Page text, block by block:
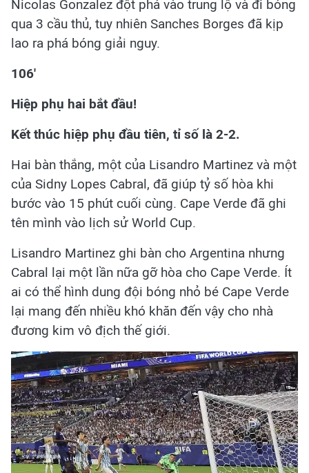
Nicolas Gonzalez đột phá vào trung lộ và đi bóng
qua 3 cầu thủ, tuy nhiên Sanches Borges đã kịp
lao ra phá bóng giải nguy.
106'
Hiệp phụ hai bắt đầu!
Kết thúc hiệp phụ đầu tiên, tỉ số là 2-2.
Hai bàn thắng, một của Lisandro Martinez và một
của Sidny Lopes Cabral, đã giúp tỷ số hòa khi
bước vào 15 phút cuối cùng. Cape Verde đã ghi
tên mình vào lịch sử World Cup.
Lisandro Martinez ghi bàn cho Argentina nhưng
Cabral lại một lần nữa gỡ hòa cho Cape Verde. Ít
ai có thể hình dung đội bóng nhỏ bé Cape Verde
lại mang đến nhiều khó khăn đến vậy cho nhà
đương kim vô địch thế giới.